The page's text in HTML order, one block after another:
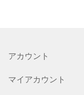
アカウント
マイアカウント